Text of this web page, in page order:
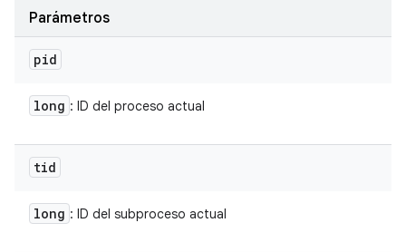
Parámetros
pid
long : ID del proceso actual
tid
long : ID del subproceso actual